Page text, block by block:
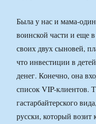
Была у нас и мама-
воинской части и еще
своих двух сыновей,
что инвестиции в
денег. Конечно, она
список VIP-клиентов.
гастарбайтерского
русски, который возит